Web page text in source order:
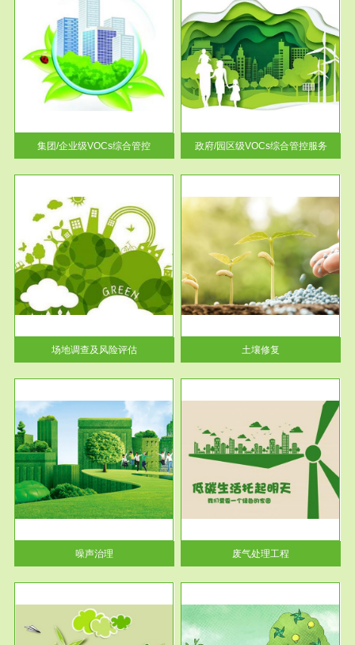
集团/企业级VOCs综合管控
服务范围
政府/园区级VOCs综合管控服务
根据《石化行业挥发性有机物综
合整治方案》文件要求，到2017
年，全...
政府/园区级VOCs综合管控服务
场地调查及风险评估
服务范围
土壤修复
土壤修复
噪声治理
服务范围
废气处理工程
废气处理工程
服务范围